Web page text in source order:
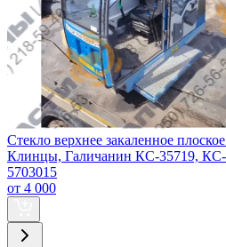
Стекло верхнее закаленное
Клинцы, Галичанин КС-35719,
5703015
от 4 000